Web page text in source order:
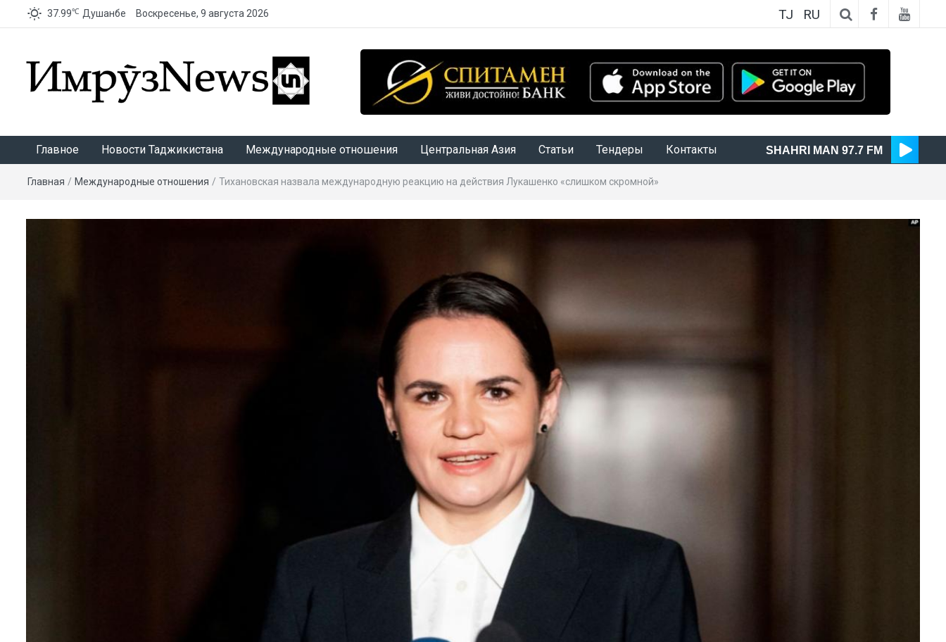
37.99℃ Душанбе Воскресенье, 9 августа 2026 TJ RU
Главное Новости Таджикистана Международные отношения Центральная Азия Статьи Тендеры Контакты SHAHRI MAN 97.7 FM
Главная / Международные отношения / Тихановская назвала международную реакцию на действия Лукашенко «слишком скромной»